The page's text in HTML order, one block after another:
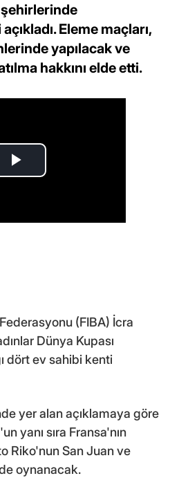
Eleme maçları,
yapılacak ve
hakkını elde etti.
(FIBA) İcra
Dünya Kupası
dört ev sahibi kenti
yer alan açıklamaya göre
yanı sıra Fransa'nın
Riko'nun San Juan ve
oynanacak.